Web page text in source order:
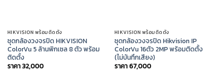
HIKVISION พร้อมติดตั้ง
ชุดกล้องวงจรปิด HIKVISION
ColorVu 5 ล้านพิกเซล 8 ตัว พร้อม
ติดตั้ง
ราคา32,000
HIKVISION พร้อมติดตั้ง
ชุดกล้องวงจรปิด Hikvision IP
ColorVu 16ตัว 2MP พร้อมติดตั้ง
(ไม่บันทึกเสียง)
ราคา 67,000